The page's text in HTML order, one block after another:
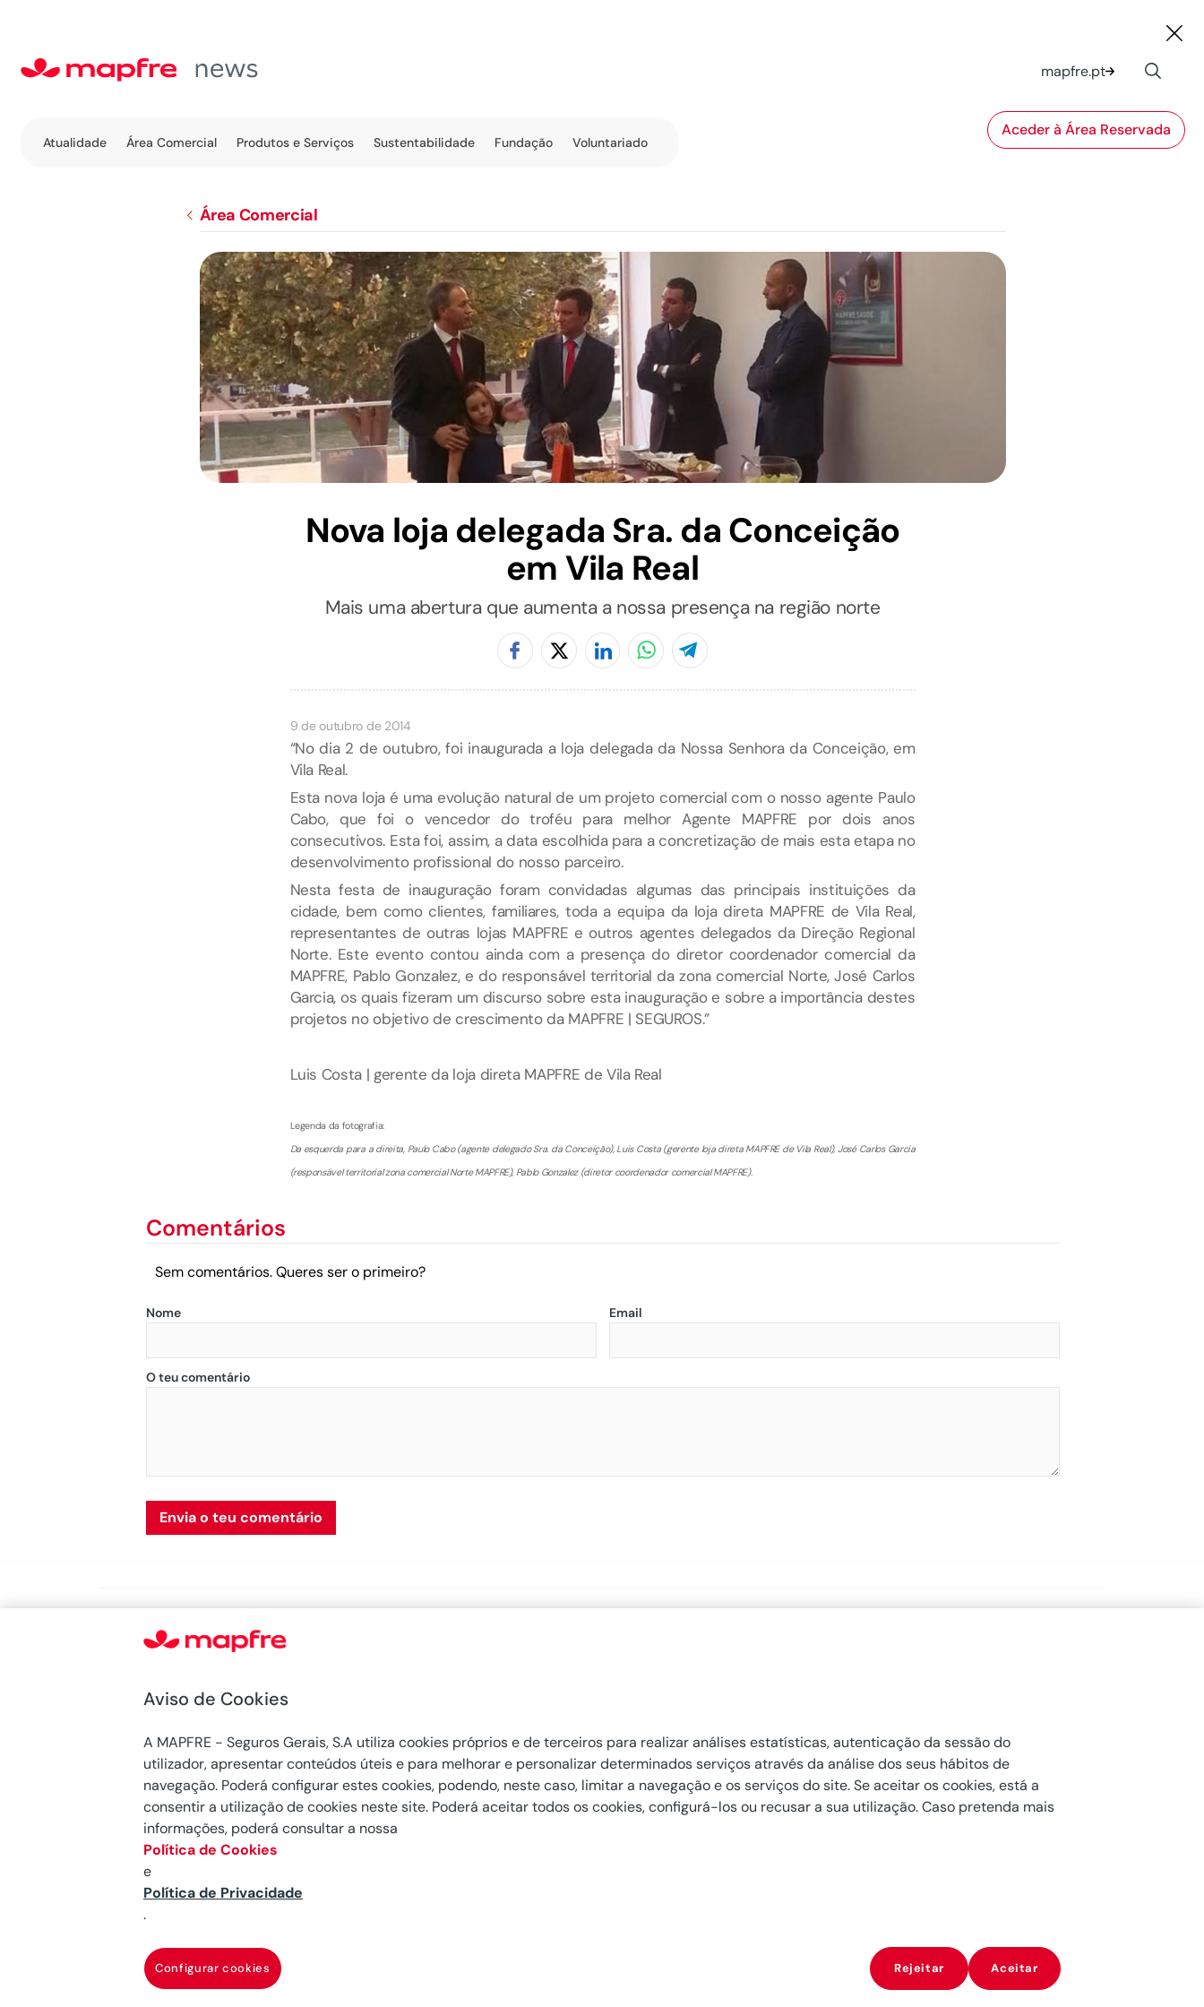
mapfre.pt
Aceder à Área Reservada
Atualidade Área Comercial Produtos e Serviços Sustentabilidade Fundação Voluntariado
Área Comercial
Nova loja delegada Sra. da Conceição
em Vila Real
Mais uma abertura que aumenta a nossa presença na região norte
9 de outubro de 2014
“No dia 2 de outubro, foi inaugurada a loja delegada da Nossa Senhora da Conceição, em
Vila Real.
Esta nova loja é uma evolução natural de um projeto comercial com o nosso agente Paulo
Cabo, que foi o vencedor do troféu para melhor Agente MAPFRE por dois anos
consecutivos. Esta foi, assim, a data escolhida para a concretização de mais esta etapa no
desenvolvimento profissional do nosso parceiro.
Nesta festa de inauguração foram convidadas algumas das principais instituições da
cidade, bem como clientes, familiares, toda a equipa da loja direta MAPFRE de Vila Real,
representantes de outras lojas MAPFRE e outros agentes delegados da Direção Regional
Norte. Este evento contou ainda com a presença do diretor coordenador comercial da
MAPFRE, Pablo Gonzalez, e do responsável territorial da zona comercial Norte, José Carlos
Garcia, os quais fizeram um discurso sobre esta inauguração e sobre a importância destes
projetos no objetivo de crescimento da MAPFRE | SEGUROS.”
Luis Costa | gerente da loja direta MAPFRE de Vila Real
Legenda da fotografia:
Da esquerda para a direita, Paulo Cabo (agente delegado Sra. da Conceição), Luis Costa (gerente loja direta MAPFRE de Vila Real), José Carlos Garcia
(responsável territorial zona comercial Norte MAPFRE), Pablo Gonzalez (diretor coordenador comercial MAPFRE).
Comentários
Sem comentários. Queres ser o primeiro?
Nome Email
O teu comentário
Seguros MAPFRE
Seguro Auto
Seguro de Habitação
Seguro de Saúde
Seguro de Animais
mapfre.pt
Contactos
MAPFRE © 2026 Todos os direitos reservados
Aviso de Cookies
A MAPFRE - Seguros Gerais, S.A utiliza cookies próprios e de terceiros para realizar análises estatísticas, autenticação da sessão do
utilizador, apresentar conteúdos úteis e para melhorar e personalizar determinados serviços através da análise dos seus hábitos de
navegação. Poderá configurar estes cookies, podendo, neste caso, limitar a navegação e os serviços do site. Se aceitar os cookies, está a
consentir a utilização de cookies neste site. Poderá aceitar todos os cookies, configurá-los ou recusar a sua utilização. Caso pretenda mais
informações, poderá consultar a nossa
Política de Cookies
e
Política de Privacidade
.
Rejeitar Aceitar
Configurar cookies